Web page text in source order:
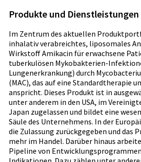
Produkte und Dienstleistungen
Im Zentrum des aktuellen
inhalativ verabreichtes, liposomales
Wirkstoff Amikacin für erwachsene
tuberkulösen Mykobakterien-
Lungenerkrankung) durch
(MAC), das auf eine Standardtherapie
anspricht. Dieses Produkt ist in
unter anderem in den USA, im
Japan zugelassen und bildet eine
Säule des Unternehmens. In der
die Zulassung zurückgegeben und das
mehr im Handel. Darüber hinaus
Pipeline von